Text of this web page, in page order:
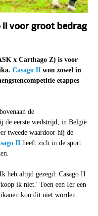
II voor groot bedrag
x Carthago Z) is voor
Casago IIwon zowel in
etappes
de
de eerste wedstrijd, in België
tweede waardoor hij de
IIheeft zich in de sport
heb altijd gezegd: Casago II
ik niet.' Toen een Ier een
kon dit niet worden